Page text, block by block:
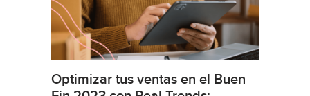
Optimizar tus ventas en el Buen